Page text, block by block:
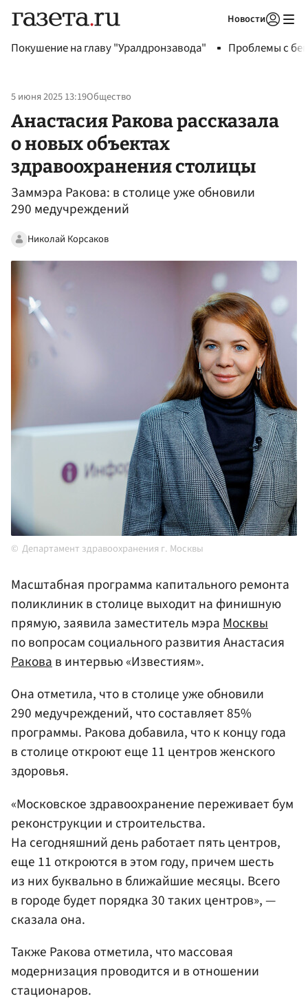
Новости
Покушение на главу "Уралдронзавода" Проблемы с
5 июня 2025 13:19Общество
Анастасия Ракова рассказала
о новых объектах
здравоохранения столицы
Заммэра Ракова: в столице уже обновили
290 медучреждений
Николай Корсаков
Департамент здравоохранения г. Москвы
Масштабная программа капитального ремонта
поликлиник в столице выходит на финишную
прямую, заявила заместитель мэраМосквы
по вопросам социального развития Анастасия
Раковав интервью «Известиям».
Она отметила, что в столице уже обновили
290 медучреждений, что составляет 85%
программы. Ракова добавила, что к концу года
в столице откроют еще 11 центров женского
здоровья.
«Московское здравоохранение переживает бум
реконструкции и строительства.
На сегодняшний день работает пять центров,
еще 11 откроются в этом году, причем шесть
из них буквально в ближайшие месяцы. Всего
в городе будет порядка 30 таких центров», —
сказала она.
Также Ракова отметила, что массовая
модернизация проводится и в отношении
стационаров.